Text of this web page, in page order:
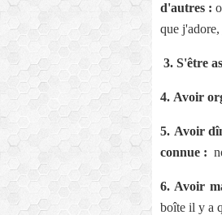
d'autres :
que
3. S'être
4. Avoir
5. Avoir
connue :
6. Avoir
boîte il y a